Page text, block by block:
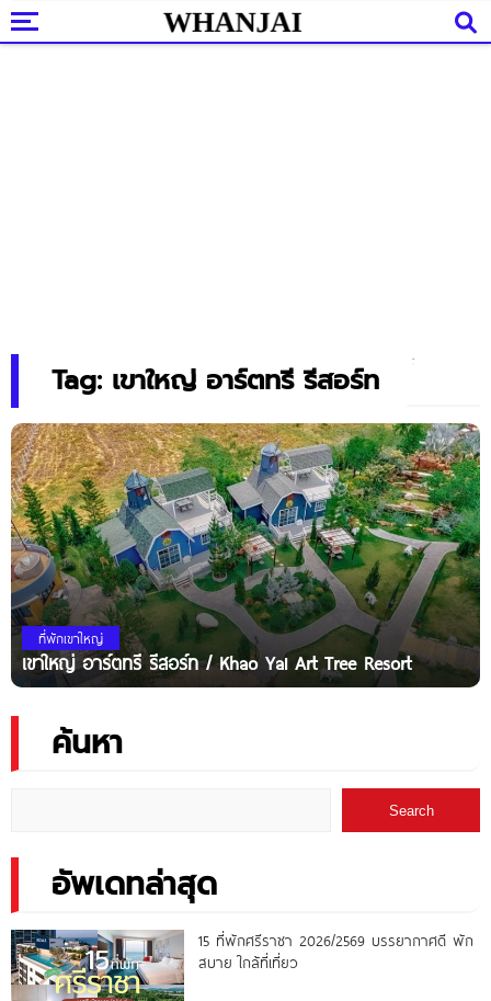
Tag: เขาใหญ่ อาร์ตทรี รีสอร์ท
ที่พักเขาใหญ่
เขาใหญ่ อาร์ตทรี รีสอร์ท / Khao Yai Art Tree Resort
ค้นหา
Search
อัพเดทล่าสุด
15 ที่พักศรีราชา 2026/2569 บรรยากาศดี พัก
สบาย ใกล้ที่เที่ยว